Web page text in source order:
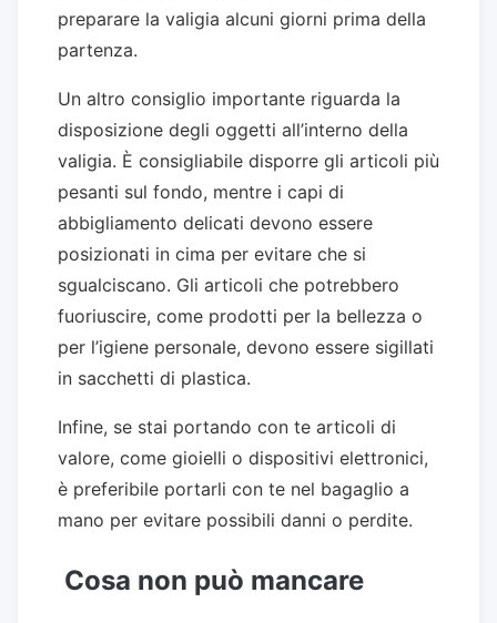
preparare la valigia alcuni giorni prima della
partenza.
Un altro consiglio importante riguarda la
disposizione degli oggetti all’interno della
valigia. È consigliabile disporre gli articoli più
pesanti sul fondo, mentre i capi di
abbigliamento delicati devono essere
posizionati in cima per evitare che si
sgualciscano. Gli articoli che potrebbero
fuoriuscire, come prodotti per la bellezza o
per l’igiene personale, devono essere sigillati
in sacchetti di plastica.
Infine, se stai portando con te articoli di
valore, come gioielli o dispositivi elettronici,
è preferibile portarli con te nel bagaglio a
mano per evitare possibili danni o perdite.
Cosa non può mancare